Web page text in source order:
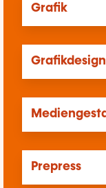
Grafik
Grafikdesign
Prepress